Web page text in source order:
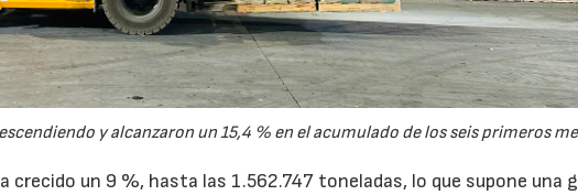
y alcanzaron un 15,4 % en el acumulado de los seis primeros
crecido un 9 %, hasta las 1.562.747 toneladas, lo que supone una